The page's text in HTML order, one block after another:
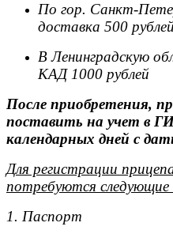
По гор. Санкт-
доставка 500
В Ленинградскую
КАД 1000 рублей
После приобретения,
поставить на учет в
календарных дней с
Для регистрации
потребуются
1. Паспорт